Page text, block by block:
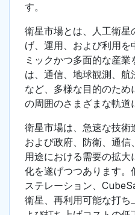
す。
衛星市場とは、人工衛星
げ、運用、および利用
ミックかつ多面的な産
は、通信、地球観測、
など、多様な目的のた
の周囲のさまざまな軌道
衛星市場は、急速な技術
および政府、防衛、通
用途における需要の拡
化を遂げつつあります。
ステレーション、
衛星、再利用可能な打ち